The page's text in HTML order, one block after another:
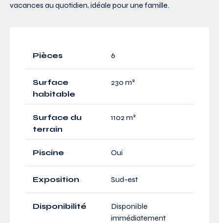
vacances au quotidien, idéale pour une famille.
Pièces 6
Surface
habitable
230 m²
Surface du
terrain
1102 m²
Piscine Oui
Exposition Sud-est
Disponibilité
Disponible
immédiatement